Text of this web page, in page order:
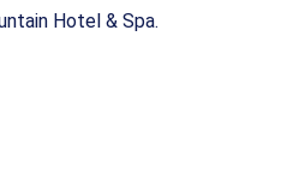
Hotel & Spa.